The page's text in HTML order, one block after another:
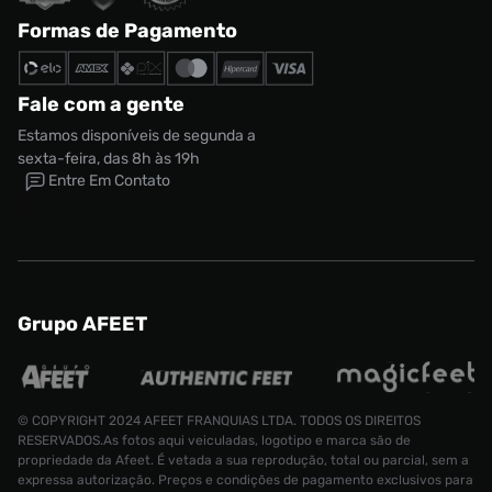
Formas de Pagamento
Fale com a gente
Estamos disponíveis de segunda a
sexta-feira, das 8h às 19h
Entre Em Contato
Grupo AFEET
© COPYRIGHT 2024 AFEET FRANQUIAS LTDA. TODOS OS DIREITOS
RESERVADOS.As fotos aqui veiculadas, logotipo e marca são de
propriedade da Afeet. É vetada a sua reprodução, total ou parcial, sem a
expressa autorização. Preços e condições de pagamento exclusivos para